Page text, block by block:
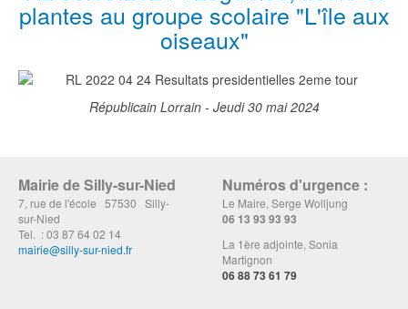
plantes au groupe scolaire "L'île aux
oiseaux"
Républicain Lorrain - Jeudi 30 mai 2024
Mairie de Silly-sur-Nied
7, rue de l'école 57530 Silly-
sur-Nied
Tel. : 03 87 64 02 14
mairie@silly-sur-nied.fr
Numéros d'urgence :
Le Maire, Serge Wolljung
06 13 93 93 93
La 1ère adjointe, Sonia
Martignon
06 88 73 61 79